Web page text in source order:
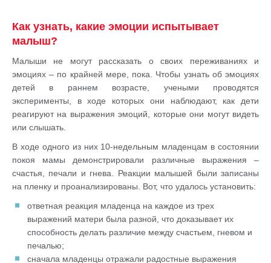
Как узнать, какие эмоции испытывает
малыш?
Малыши не могут рассказать о своих переживаниях и
эмоциях – по крайней мере, пока. Чтобы узнать об эмоциях
детей в раннем возрасте, учеными проводятся
эксперименты, в ходе которых они наблюдают, как дети
реагируют на выражения эмоций, которые они могут видеть
или слышать.
В ходе одного из них 10-недельным младенцам в состоянии
покоя мамы демонстрировали различные выражения –
счастья, печали и гнева. Реакции малышей были записаны
на пленку и проанализированы. Вот, что удалось установить:
ответная реакция младенца на каждое из трех
выражений матери была разной, что доказывает их
способность делать различие между счастьем, гневом и
печалью;
сначала младенцы отражали радостные выражения